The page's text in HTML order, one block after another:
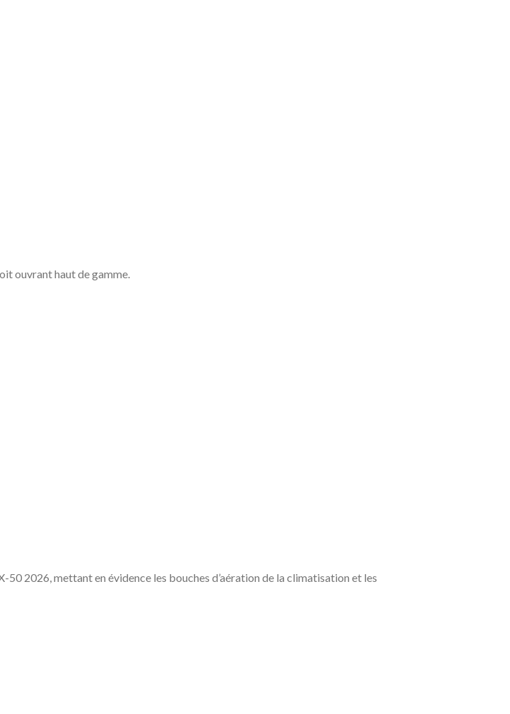
ouvrant haut de gamme.
2026, mettant en évidence les bouches d’aération de la climatisation et les